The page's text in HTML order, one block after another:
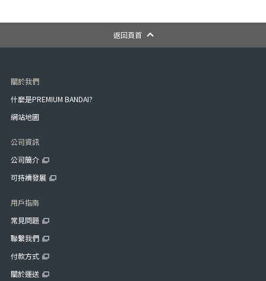
返回頁首
關於我們
什麼是PREMIUM BANDAI?
網站地圖
公司資訊
公司簡介
可持續發展
用戶指南
常見問題
聯繫我們
付款方式
關於運送